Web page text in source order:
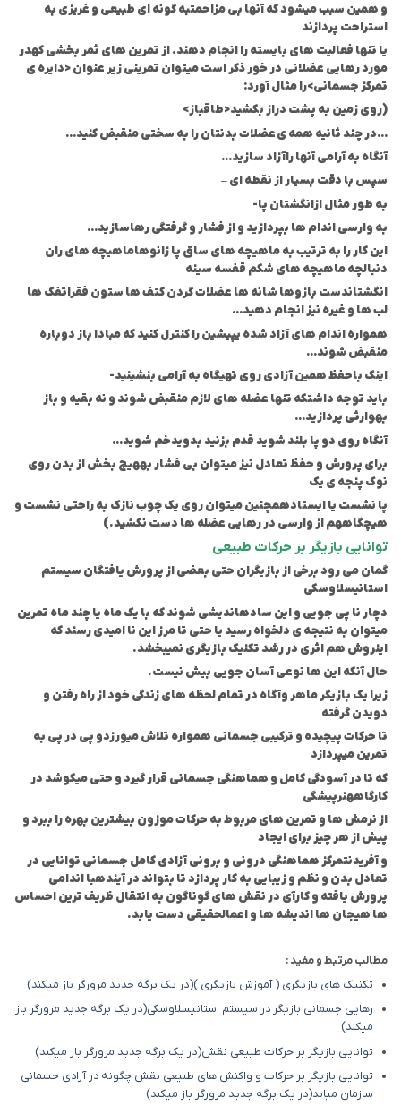
و همین سبب میشود که آنها بی مزاحمتبه گونه ای طبیعی و غریزی به
استراحت پردازند
یا تنها فعالیت های بایسته را انجام دهند. از تمرین های ثمر بخشی کهدر
مورد رهایی عضلانی در خور ذکر است میتوان تمرینی زیر عنوان <دایره ی
تمرکز جسمانی>را مثال آورد:
(روی زمین به پشت دراز بکشید<طاقباز>
…در چند ثانیه همه یعضلات بدنتان را به سختی منقبض کنید…
آنگاه به آرامی آنها راآزاد سازید…
سپس با دقت بسیار از نقطه ای –
به طور مثال ازانگشتان پا-
به وارسی اندام ها بپردازید و از فشار و گرفتگی رهاسازید…
این کار را به ترتیب به ماهیچه های ساق پا زانوهاماهیچه های ران
دنبالچه ماهیچه های شکم قفسه سینه
انگشتاندست بازوها شانه ها عضلات گردن کتف ها ستون فقراتفک ها
لب ها و غیره نیز انجام دهید…
همواره اندام های آزاد شده یپیشین را کنترل کنید که مبادا باز دوباره
منقبض شوند…
اینک باحفظ همین آزادی روی تهیگاه به آرامی بنشینید-
باید توجه داشتکه تنها عضله های لازم منقبض شوند و نه بقیه و باز
بهوارثی پردازید…
آنگاه روی دو پا بلند شوید قدم بزنید بدویدخم شوید…
برای پرورش و حفظ تعادل نیز میتوان بی فشار بههیچ بخش از بدن روی
نوک پنجه ی یک
پا نشست یا ایستادهمچنین میتوان روی یک چوب نازک به راحتی نشست و
هیچگاههم از وارسی در رهایی عضله ها دست نکشید.)
توانایی بازیگر بر حرکات طبیعی
گمان می رود برخی از بازیگران حتی بعضی از پرورش یافتگان سیستم
استانیسلاوسکی
دچار نا پی جویی و این سادهاندیشی شوند که با یک ماه یا چند ماه تمرین
میتوان به نتیجه ی دلخواه رسید یا حتی تا مرز این نا امیدی رسند که
اینروش هم اثری در رشد تکنیک بازیگری نمیبخشد.
حال آنکه این ها نوعی آسان جویی بیش نیست.
زیرا یک بازیگر ماهر وآگاه در تمام لحظه های زندگی خود از راه رفتن و
دویدن گرفته
تا حرکات پیچیده و ترکیبی جسمانی همواره تلاش میورزدو پی در پی به
تمرین میپردازد
که تا در آسودگی کامل و هماهنگی جسمانی قرار گیرد و حتی میکوشد در
کارگاههنرپیشگی
از نرمش ها و تمرین های مربوط به حرکات موزون بیشترین بهره را ببرد و
پیش از هر چیز برای ایجاد
و آفریدنتمرکز هماهنگی درونی و برونی آزادی کامل جسمانی توانایی در
تعادل بدن و نظم و زیبایی به کار پردازد تا بتواند در آیندهبا اندامی
پرورش یافته و کارآی در نقش های گوناگون به انتقال ظریف ترین احساس
ها هیجان ها اندیشه ها و اعمالحقیقی دست یابد.
مطالب مرتبط و مفید :
تکنیک های بازیگری ( آموزش بازیگری )(در یک برگه جدید مرورگر باز میکند)
رهایی جسمانی بازیگر در سیستم استانیسلاوسکی(در یک برگه جدید مرورگر باز
میکند)
توانایی بازیگر بر حرکات طبیعی نقش(در یک برگه جدید مرورگر باز میکند)
توانایی بازیگر بر حرکات و واکنش های طبیعی نقش چگونه در آزادی جسمانی
سازمان میابد(در یک برگه جدید مرورگر باز میکند)